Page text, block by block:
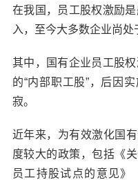
在我国，员工股权激励
入，至今大多数企业尚处
其中，国有企业员工股
的“内部职工股”，后因
寂。
近年来，为有效激化国
度较大的政策，包括《
员工持股试点的意见》